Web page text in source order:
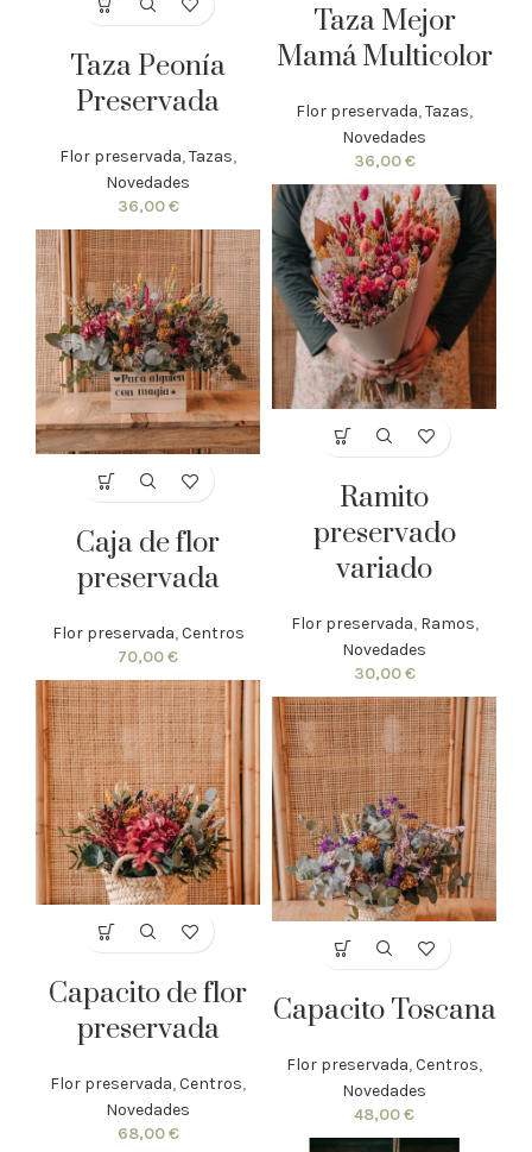
Taza Mejor
Mamá Multicolor
Flor preservada,Tazas,
Novedades
36,00€
Taza Peonía
Preservada
Flor preservada,Tazas,
Novedades
36,00€
Ramito
preservado
variado
Flor preservada, Ramos,
Novedades
30,00€
Caja de flor
preservada
Flor preservada,Centros
70,00€
Capacito de flor
preservada
Flor preservada,Centros,
Novedades
68,00€
Capacito Toscana
Flor preservada,Centros,
Novedades
48,00€